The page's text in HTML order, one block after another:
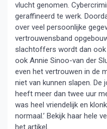
vlucht genomen.
geraffineerd te werk.
over veel persoonlijke
vertrouwensband
slachtoffers wordt dan
ook Annie Sinoo-van der
even het vertrouwen in de
niet van kunnen slapen.
heeft meer dan twee uur
was heel vriendelijk en
normaal.’ Bekijk haar hele
het artikel.